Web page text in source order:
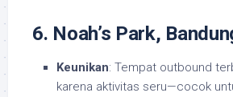
6. Noah’s Park,
Keunikan: Tempat outbound
karena aktivitas seru—cocok